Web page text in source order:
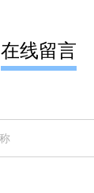
在线留言